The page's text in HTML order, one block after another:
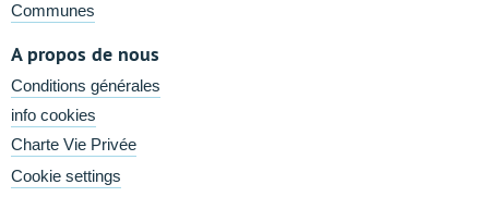
Communes
A propos de nous
Conditions générales
info cookies
Charte Vie Privée
Cookie settings